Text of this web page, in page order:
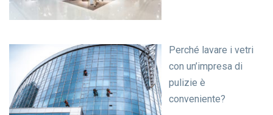
Perché lavare i vetri
con un’impresa di
pulizie è
conveniente?